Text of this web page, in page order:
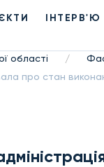
ІНТЕРВ'Ю
області /
про стан